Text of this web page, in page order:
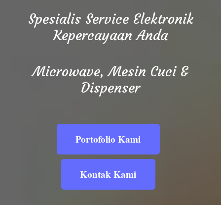
Spesialis Service Elektronik
Kepercayaan Anda
Microwave, Mesin Cuci &
Dispenser
Portofolio Kami
Kontak Kami